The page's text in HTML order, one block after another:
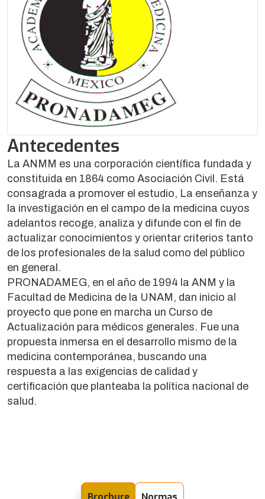
Antecedentes
La ANMM es una corporación científica fundada y
constituida en 1864 como Asociación Civil. Está
consagrada a promover el estudio, La enseñanza y
la investigación en el campo de la medicina cuyos
adelantos recoge, analiza y difunde con el fin de
actualizar conocimientos y orientar criterios tanto
de los profesionales de la salud como del público
en general.
PRONADAMEG, en el año de 1994 la ANM y la
Facultad de Medicina de la UNAM, dan inicio al
proyecto que pone en marcha un Curso de
Actualización para médicos generales. Fue una
propuesta inmersa en el desarrollo mismo de la
medicina contemporánea, buscando una
respuesta a las exigencias de calidad y
certificación que planteaba la política nacional de
salud.